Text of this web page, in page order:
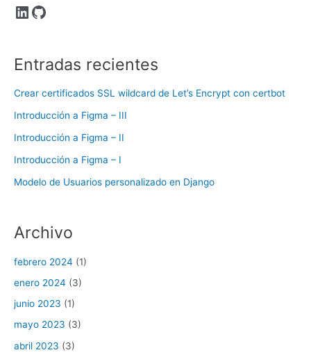
LinkedIn GitHub
Entradas recientes
Crear certificados SSL wildcard de Let’s Encrypt con certbot
Introducción a Figma – III
Introducción a Figma – II
Introducción a Figma – I
Modelo de Usuarios personalizado en Django
Archivo
febrero 2024 (1)
enero 2024 (3)
junio 2023 (1)
mayo 2023 (3)
abril 2023 (3)